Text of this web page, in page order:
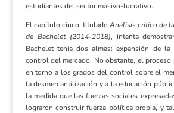
estudiantes del sector masivo-lucrativo.
El capítulo cinco, titulado Análisis crítico de
de Bachelet (2014-2018), intenta
Bachelet tenía dos almas: expansión de
control del mercado. No obstante, el
en torno a los grados del control sobre el
la desmercantilización y a la educación
la medida que las fuerzas sociales
lograron construir fuerza política propia, y